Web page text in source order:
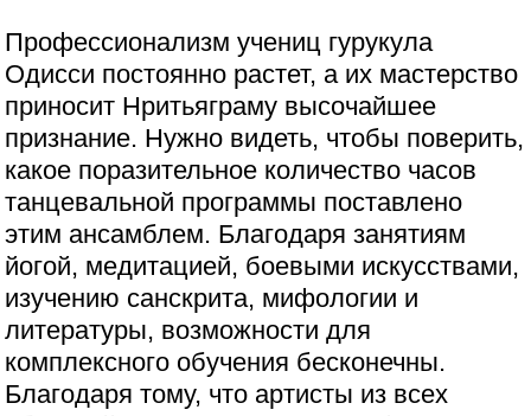
Профессионализм учениц гурукула
Одисси постоянно растет, а их мастерство
приносит Нритьяграму высочайшее
признание. Нужно видеть, чтобы поверить,
какое поразительное количество часов
танцевальной программы поставлено
этим ансамблем. Благодаря занятиям
йогой, медитацией, боевыми искусствами,
изучению санскрита, мифологии и
литературы, возможности для
комплексного обучения бесконечны.
Благодаря тому, что артисты из всех